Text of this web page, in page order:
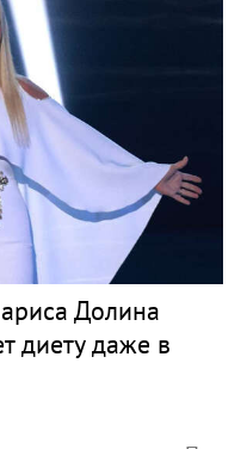
Долина
диету даже в